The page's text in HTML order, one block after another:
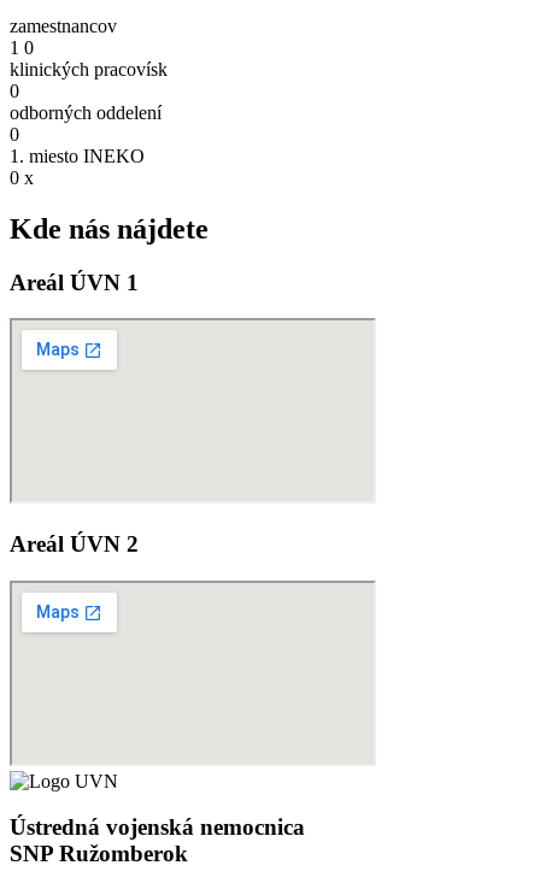
zamestnancov
1 0
klinických pracovísk
0
odborných oddelení
0
1. miesto INEKO
0 x
Kde nás nájdete
Areál ÚVN 1
Areál ÚVN 2
Ústredná vojenská nemocnica
SNP Ružomberok